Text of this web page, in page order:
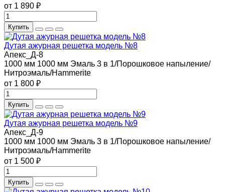
от 1 890 ₽
Купить
Дутая ажурная решетка модель №8
Апекс_Д-8
1000 мм 1000 мм Эмаль 3 в 1/Порошковое напыление/
Нитроэмаль/Hammerite
от 1 800 ₽
Купить
Дутая ажурная решетка модель №9
Апекс_Д-9
1000 мм 1000 мм Эмаль 3 в 1/Порошковое напыление/
Нитроэмаль/Hammerite
от 1 500 ₽
Купить